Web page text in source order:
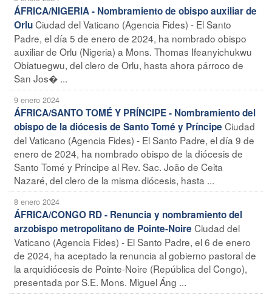
ÁFRICA/NIGERIA - Nombramiento de obispo auxiliar de
OrluCiudad del Vaticano (Agencia Fides) - El Santo
Padre, el día 5 de enero de 2024, ha nombrado obispo
auxiliar de Orlu (Nigeria) a Mons. Thomas Ifeanyichukwu
Obiatuegwu, del clero de Orlu, hasta ahora párroco de
San Jos� ...
9 enero 2024
ÁFRICA/SANTO TOMÉ Y PRÍNCIPE - Nombramiento del
obispo de la diócesis de Santo Tomé y Príncipe Ciudad
del Vaticano (Agencia Fides) - El Santo Padre, el día 9 de
enero de 2024, ha nombrado obispo de la diócesis de
Santo Tomé y Príncipe al Rev. Sac. João de Ceita
Nazaré, del clero de la misma diócesis, hasta ...
8 enero 2024
ÁFRICA/CONGO RD - Renuncia y nombramiento del
arzobispo metropolitano de Pointe-Noire Ciudad del
Vaticano (Agencia Fides) - El Santo Padre, el 6 de enero
de 2024, ha aceptado la renuncia al gobierno pastoral de
la arquidiócesis de Pointe-Noire (República del Congo),
presentada por S.E. Mons. Miguel Áng ...